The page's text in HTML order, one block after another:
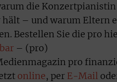
die
– und warum Eltern
Bestellen Sie die pro
– (pro)
pro
online, per E-Mail